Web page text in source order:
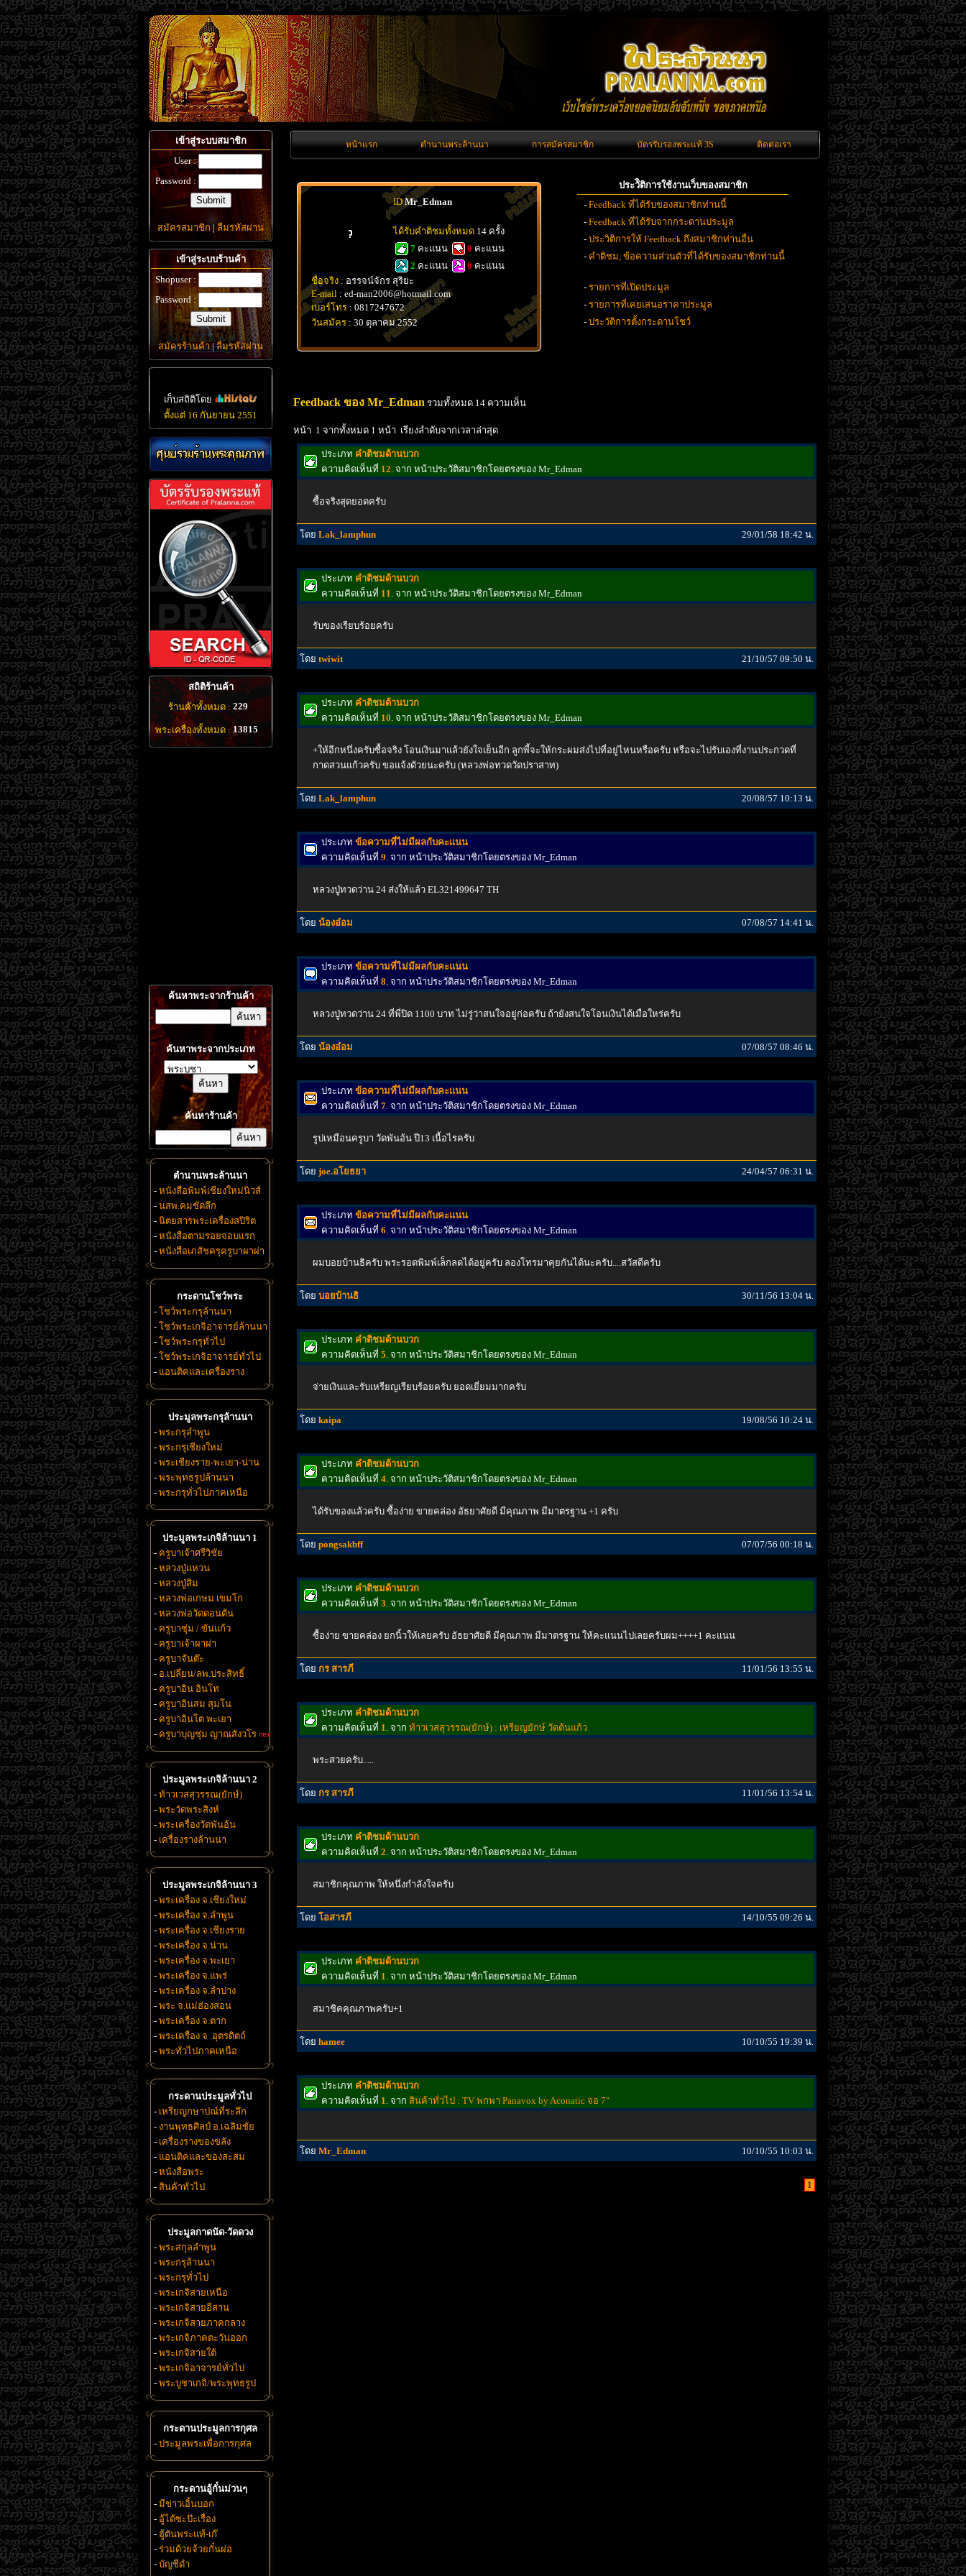
เข้าสู่ระบบสมาชิก
User :
Password :
สมัครสมาชิก|ลืมรหัสผ่าน
เข้าสู่ระบบร้านค้า
Shopuser :
Password :
สมัครร้านค้า|ลืมรหัสผ่าน
เก็บสถิติโดย
ตั้งแต่ 16 กันยายน 2551
สถิติร้านค้า
ร้านค้าทั้งหมด : 229
พระเครื่องทั้งหมด : 13815
ค้นหาพระจากร้านค้า
ค้นหาพระจากประเภท
ค้นหาร้านค้า
ตำนานพระล้านนา
- หนังสือพิมพ์เชียงใหม่นิวส์
- นสพ.คมชัดลึก
- นิตยสารพระเครื่องสปิริต
- หนังสือตามรอยจอบแรก
- หนังสือเภสัชครุครูบาผาผ่า
กระดานโชว์พระ
- โชว์พระกรุล้านนา
- โชว์พระเกจิอาจารย์ล้านนา
- โชว์พระกรุทั่วไป
- โชว์พระเกจิอาจารย์ทั่วไป
- แอนติคและเครื่องราง
ประมูลพระกรุล้านนา
- พระกรุลำพูน
- พระกรุเชียงใหม่
- พระเชียงราย-พะเยา-น่าน
- พระพุทธรูปล้านนา
- พระกรุทั่วไปภาคเหนือ
ประมูลพระเกจิล้านนา 1
- ครูบาเจ้าศรีวิชัย
- หลวงปู่แหวน
- หลวงปู่สิม
- หลวงพ่อเกษม เขมโก
- หลวงพ่อวัดดอนตัน
- ครูบาชุ่ม / ขันแก้ว
- ครูบาเจ้าผาผ่า
- ครูบาจันต๊ะ
- อ.เปลี่ยน/ลพ.ประสิทธิ์
- ครูบาอิน อินโท
- ครูบาอินสม สุมโน
- ครูบาอินโต พะเยา
- ครูบาบุญชุ่ม ญาณสังวโร
ประมูลพระเกจิล้านนา 2
- ท้าวเวสสุวรรณ(ยักษ์)
- พระวัดพระสิงห์
- พระเครื่องวัดพันอ้น
- เครื่องรางล้านนา
ประมูลพระเกจิล้านนา 3
- พระเครื่อง จ.เชียงใหม่
- พระเครื่อง จ.ลำพูน
- พระเครื่อง จ.เชียงราย
- พระเครื่อง จ.น่าน
- พระเครื่อง จ.พะเยา
- พระเครื่อง จ.แพร่
- พระเครื่อง จ.ลำปาง
- พระ จ.แม่ฮ่องสอน
- พระเครื่อง จ.ตาก
- พระเครื่อง จ .อุตรดิตถ์
- พระทั่วไปภาคเหนือ
กระดานประมูลทั่วไป
- เหรียญกษาปณ์ที่ระลึก
- งานพุทธศิลป์ อ.เฉลิมชัย
- เครื่องรางของขลัง
- แอนติคและของสะสม
- หนังสือพระ
- สินค้าทั่วไป
ประมูลกาดนัด-วัดดวง
- พระสกุลลำพูน
- พระกรุล้านนา
- พระกรุทั่วไป
- พระเกจิสายเหนือ
- พระเกจิสายอีสาน
- พระเกจิสายภาคกลาง
- พระเกจิภาคตะวันออก
- พระเกจิสายใต้
- พระเกจิอาจารย์ทั่วไป
- พระบูชาเกจิ/พระพุทธรูป
กระดานประมูลการกุศล
- ประมูลพระเพื่อการกุศล
กระดานอู้กั๋นม่วนๆ
- มีข่าวเอิ้นบอก
- อู้ได้ซะป๊ะเรื่อง
- ฮู้ตันพระแท้-เก๊
- ร่วมด้วยจ้วยกั๋นผ่อ
- บัญชีดำ
หน้าแรก ตำนานพระล้านนา การสมัครสมาชิก บัตรรับรองพระแท้ 3S ติดต่อเรา
ID Mr_Edman
ได้รับคำติชมทั้งหมด 14 ครั้ง
7 คะแนน 0 คะแนน
2 คะแนน 0 คะแนน
ชื่อจริง : อรรจน์จักร สุริยะ
E-mail : ed-man2006@hotmail.com
เบอร์โทร : 0817247672
วันสมัคร : 30 ตุลาคม 2552
ประวัิติการใช้งานเว็บของสมาชิก
- Feedback ที่ได้รับของสมาชิกท่านนี้
- Feedback ที่ได้รับจากกระดานประมูล
- ประวิติการให้ Feedback ถึงสมาชิกท่านอื่น
- คำติชม, ข้อความส่วนตัวที่ได้รับของสมาชิกท่านนี้
- รายการที่เปิดประมูล
- รายการที่เคยเสนอราคาประมูล
- ประวัติการตั้งกระดานโชว์
Feedback ของ Mr_Edman รวมทั้งหมด 14 ความเห็น
หน้า 1 จากทั้งหมด 1 หน้า เรียงลำดับจากเวลาล่าสุด
ประเภท คำติชมด้านบวก
ความคิดเห็นที่ 12. จาก หน้าประวัติสมาชิกโดยตรงของ Mr_Edman
ซื้อจริงสุดยอดครับ
โดย Lak_lamphun 29/01/58 18:42 น.
ประเภท คำติชมด้านบวก
ความคิดเห็นที่ 11. จาก หน้าประวัติสมาชิกโดยตรงของ Mr_Edman
รับของเรียบร้อยครับ
โดย twiwit 21/10/57 09:50 น.
ประเภท คำติชมด้านบวก
ความคิดเห็นที่ 10. จาก หน้าประวัติสมาชิกโดยตรงของ Mr_Edman
+ให้อีกหนึ่งครับซื้อจริง โอนเงินมาแล้วยังใจเย็นอีก ลูกพี้จะให้กระผมส่งไปที่อยู่ไหนหรือครับ หรือจะไปรับเองที่งานประกวดที่
กาดสวนแก้วครับ ขอแจ้งดัวยนะครับ (หลวงพ่อทวดวัดปราสาท)
โดย Lak_lamphun 20/08/57 10:13 น.
ประเภท ข้อความที่ไม่มีผลกับคะแนน
ความคิดเห็นที่ 9. จาก หน้าประวัติสมาชิกโดยตรงของ Mr_Edman
หลวงปู่ทวดว่าน 24 ส่งให้แล้ว EL321499647 TH
โดย น้องอ๋อม 07/08/57 14:41 น.
ประเภท ข้อความที่ไม่มีผลกับคะแนน
ความคิดเห็นที่ 8. จาก หน้าประวัติสมาชิกโดยตรงของ Mr_Edman
หลวงปู่ทวดว่าน 24 ที่พี่ปิด 1100 บาท ไม่รู่ว่าสนใจอยู่ก่อครับ ถ้ายังสนใจโอนเงินได้เมื่อใหร่ครับ
โดย น้องอ๋อม 07/08/57 08:46 น.
ประเภท ข้อความที่ไม่มีผลกับคะแนน
ความคิดเห็นที่ 7. จาก หน้าประวัติสมาชิกโดยตรงของ Mr_Edman
รูปเหมือนครูบา วัดพันอ้น ปี13 เนื้อไรครับ
โดย joe.อโยธยา 24/04/57 06:31 น.
ประเภท ข้อความที่ไม่มีผลกับคะแนน
ความคิดเห็นที่ 6. จาก หน้าประวัติสมาชิกโดยตรงของ Mr_Edman
ผมบอยบ้านธิครับ พระรอดพิมพ์เล็กลดได้อยู่ครับ ลองโทรมาคุยกันได้นะครับ....สวัสดีครับ
โดย บอยบ้านธิ 30/11/56 13:04 น.
ประเภท คำติชมด้านบวก
ความคิดเห็นที่ 5. จาก หน้าประวัติสมาชิกโดยตรงของ Mr_Edman
จ่ายเงินและรับเหรียญเรียบร้อยครับ ยอดเยี่ยมมากครับ
โดย kaipa 19/08/56 10:24 น.
ประเภท คำติชมด้านบวก
ความคิดเห็นที่ 4. จาก หน้าประวัติสมาชิกโดยตรงของ Mr_Edman
ได้รับของแล้วครับ ซื้อง่าย ขายคล่อง อัธยาศัยดี มีคุณภาพ มีมาตรฐาน +1 ครับ
โดย pongsakbff 07/07/56 00:18 น.
ประเภท คำติชมด้านบวก
ความคิดเห็นที่ 3. จาก หน้าประวัติสมาชิกโดยตรงของ Mr_Edman
ซื้อง่าย ขายคล่อง ยกนิ้วให้เลยครับ อัธยาศัยดี มีคุณภาพ มีมาตรฐาน ให้คะแนนไปเลยครับผม++++1 คะแนน
โดย กร สารภี 11/01/56 13:55 น.
ประเภท คำติชมด้านบวก
ความคิดเห็นที่ 1. จาก ท้าวเวสสุวรรณ(ยักษ์) : เหรียญยักษ์ วัดต้นแก้ว
พระสวยครับ.....
โดย กร สารภี 11/01/56 13:54 น.
ประเภท คำติชมด้านบวก
ความคิดเห็นที่ 2. จาก หน้าประวัติสมาชิกโดยตรงของ Mr_Edman
สมาชิกคุณภาพ ให้หนึ่งกำลังใจครับ
โดย โอสารภี 14/10/55 09:26 น.
ประเภท คำติชมด้านบวก
ความคิดเห็นที่ 1. จาก หน้าประวัติสมาชิกโดยตรงของ Mr_Edman
สมาชิคคุณภาพครับ+1
โดย hamee 10/10/55 19:39 น.
ประเภท คำติชมด้านบวก
ความคิดเห็นที่ 1. จาก สินค้าทั่วไป : TV พกพา Panavox by Aconatic จอ 7"
โดย Mr_Edman 10/10/55 10:03 น.
1